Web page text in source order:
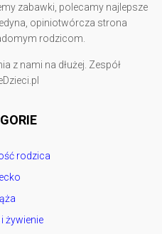
zabawki, polecamy najlepsze
opiniotwórcza strona
rodzicom.
z nami na dłużej. Zespół
rodzica
żywienie